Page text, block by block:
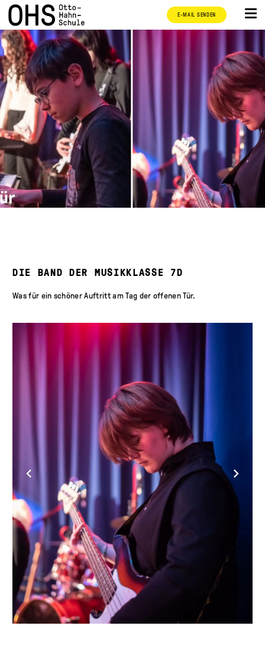
E-MAIL SENDEN
DIE BAND DER MUSIKKLASSE 7D
Was für ein schöner Auftritt am Tag der offenen Tür.